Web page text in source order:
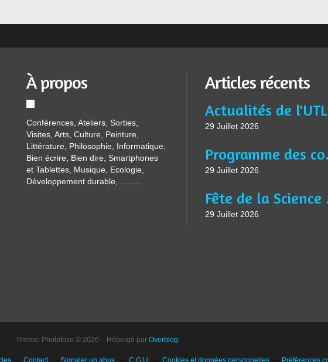
À propos
Conférences, Ateliers, Sorties,
Visites, Arts, Culture, Peinture,
Littérature, Philosophie, Informatique,
Bien écrire, Bien dire, Smartphones
et Tablettes, Musique, Ecologie,
Développement durable, .........
Articles récents
29 Juillet 2026
29 Juillet 2026
Fête
29 Juillet 2026
Theme: Photofolio © 2026 - Hébergé par Overblog
Contact Signaler un abus C.G.U. Cookies et données personnelles Préférences